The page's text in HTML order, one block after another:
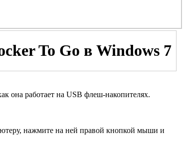
To Go в Windows 7
она работает на USB флеш-накопителях.
нажмите на ней правой кнопкой мыши и